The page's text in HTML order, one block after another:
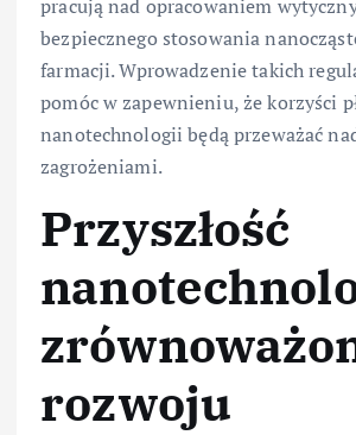
pracują nad opracowaniem
bezpiecznego stosowania
farmacji. Wprowadzenie takich
pomóc w zapewnieniu, że korzyści
nanotechnologii będą przeważać
zagrożeniami.
Przyszłość
rozwoju